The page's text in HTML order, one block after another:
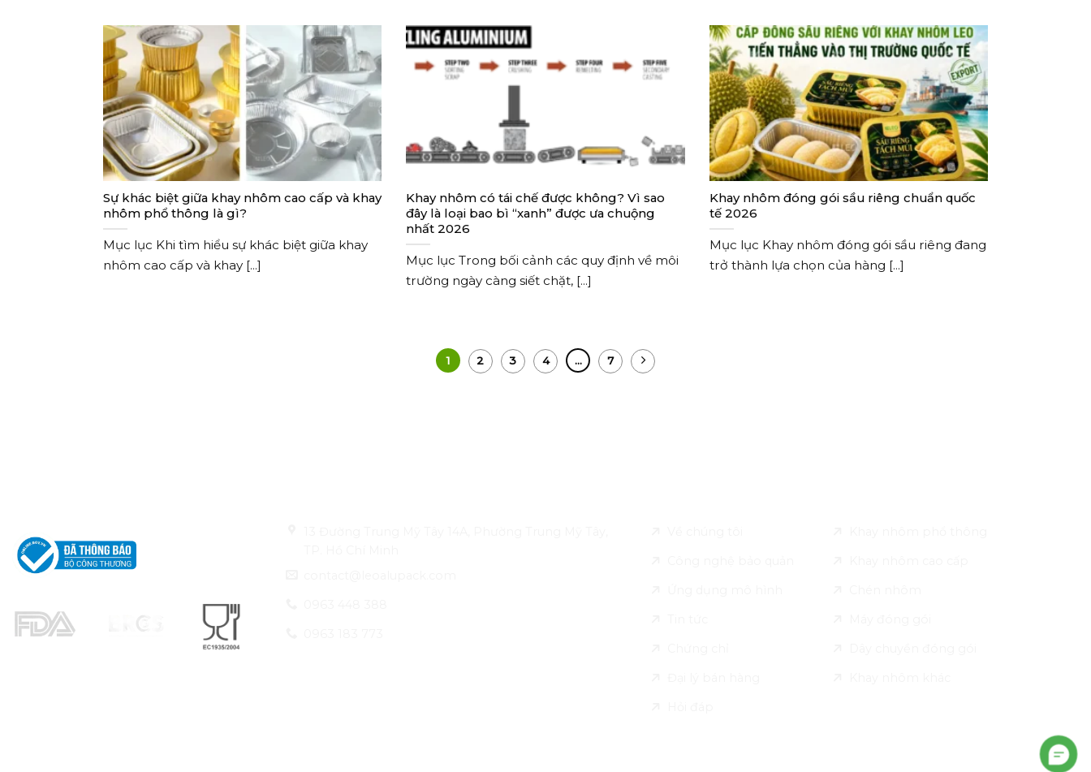
Sự khác biệt giữa khay nhôm cao cấp và khay
nhôm phổ thông là gì?
Mục lục Khi tìm hiểu sự khác biệt giữa khay
nhôm cao cấp và khay [...]
Khay nhôm có tái chế được không? Vì sao
đây là loại bao bì “xanh” được ưa chuộng
nhất 2026
Mục lục Trong bối cảnh các quy định về môi
trường ngày càng siết chặt, [...]
Khay nhôm đóng gói sầu riêng chuẩn quốc
tế 2026
Mục lục Khay nhôm đóng gói sầu riêng đang
trở thành lựa chọn của hàng [...]
1 2 3 4 … 7